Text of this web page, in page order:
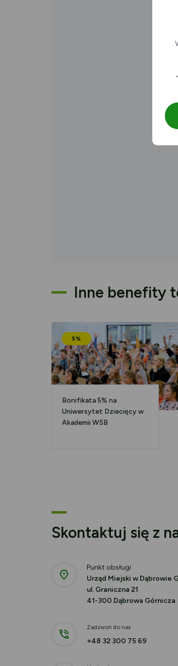
Inne benefity
5%
Bonifikata 5% na
Uniwersytet Dziecięcy w
Akademii WSB
Skontaktuj się z
Punkt obsługi
Urząd Miejski w Dąbrowie
ul. Graniczna 21
41-300 Dąbrowa Górnicza
Zadzwoń do nas
+48 32 300 75 69